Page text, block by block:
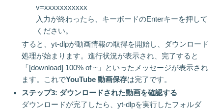
v=xxxxxxxxxxx
入力が終わったら、キーボードのEnterキーを押して
ください。
すると、yt-dlpが動画情報の取得を開始し、ダウンロード
処理が始まります。進行状況が表示され、完了すると
「[download] 100% of ~」といったメッセージが表示され
ます。これでYouTube 動画保存は完了です。
ステップ3: ダウンロードされた動画を確認する
ダウンロードが完了したら、yt-dlpを実行したフォルダ